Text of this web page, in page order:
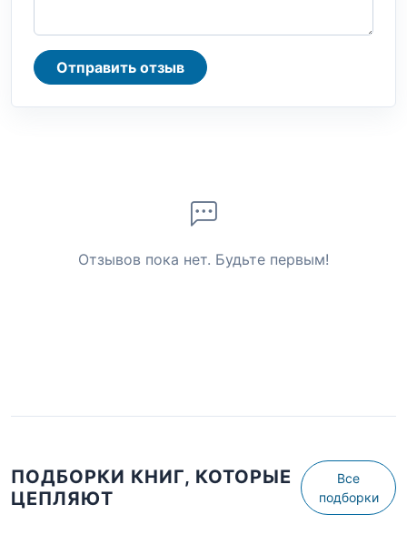
Отправить отзыв
Отзывов пока нет. Будьте первым!
ПОДБОРКИ КНИГ, КОТОРЫЕ
ЦЕПЛЯЮТ
Все
подборки